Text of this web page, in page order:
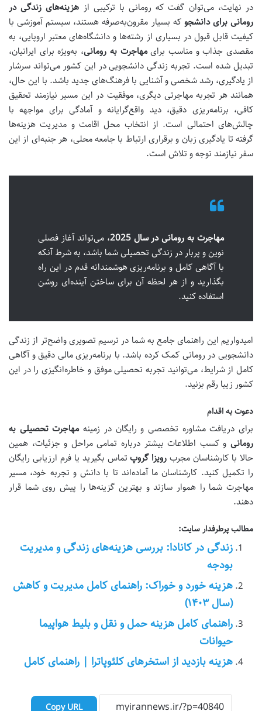
در نهایت، می‌توان گفت که رومانی با ترکیبی از هزینه‌های زندگی در
رومانی برای دانشجو که بسیار مقرون‌به‌صرفه هستند، سیستم آموزشی با
کیفیت قابل قبول در بسیاری از رشته‌ها و دانشگاه‌های معتبر اروپایی، به
مقصدی جذاب و مناسب برای مهاجرت به رومانی، به‌ویژه برای ایرانیان،
تبدیل شده است. تجربه زندگی دانشجویی در این کشور می‌تواند سرشار
از یادگیری، رشد شخصی و آشنایی با فرهنگ‌های جدید باشد. با این حال،
همانند هر تجربه مهاجرتی دیگری، موفقیت در این مسیر نیازمند تحقیق
کافی، برنامه‌ریزی دقیق، دید واقع‌گرایانه و آمادگی برای مواجهه با
چالش‌های احتمالی است. از انتخاب محل اقامت و مدیریت هزینه‌ها
گرفته تا یادگیری زبان و برقراری ارتباط با جامعه محلی، هر جنبه‌ای از این
سفر نیازمند توجه و تلاش است.
مهاجرت به رومانی در سال 2025
، می‌تواند آغاز فصلی
نوین و پربار در زندگی تحصیلی شما باشد، به شرط آنکه
با آگاهی کامل و برنامه‌ریزی هوشمندانه قدم در این راه
بگذارید و از هر لحظه آن برای ساختن آینده‌ای روشن
استفاده کنید.
امیدواریم این راهنمای جامع به شما در ترسیم تصویری واضح‌تر از زندگی
دانشجویی در رومانی کمک کرده باشد. با برنامه‌ریزی مالی دقیق و آگاهی
کامل از شرایط، می‌توانید تجربه تحصیلی موفق و خاطره‌انگیزی را در این
کشور زیبا رقم بزنید.
دعوت به اقدام
برای دریافت مشاوره تخصصی و رایگان در زمینه مهاجرت تحصیلی به
رومانی و کسب اطلاعات بیشتر درباره تمامی مراحل و جزئیات، همین
حالا با کارشناسان مجرب رویزا گروپ تماس بگیرید یا فرم ارزیابی رایگان
را تکمیل کنید. کارشناسان ما آماده‌اند تا با دانش و تجربه خود، مسیر
مهاجرت شما را هموار سازند و بهترین گزینه‌ها را پیش روی شما قرار
دهند.
مطالب پرطرفدار سایت:
زندگی در کانادا: بررسی هزینه‌های زندگی و مدیریت
بودجه
هزینه خورد و خوراک: راهنمای کامل مدیریت و کاهش
(سال ۱۴۰۳)
راهنمای کامل هزینه حمل و نقل و بلیط هواپیما
حیوانات
هزینه بازدید از استخرهای کلئوپاترا | راهنمای کامل
Copy URL